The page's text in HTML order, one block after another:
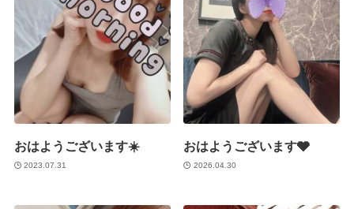
おはようございます☀️
2023.07.31
おはようございます🩶
2026.04.30